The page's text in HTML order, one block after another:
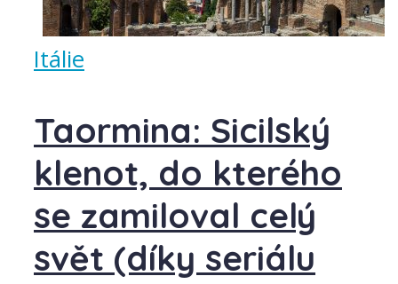
Itálie
Taormina: Sicilský
klenot, do kterého
se zamiloval celý
svět (díky seriálu